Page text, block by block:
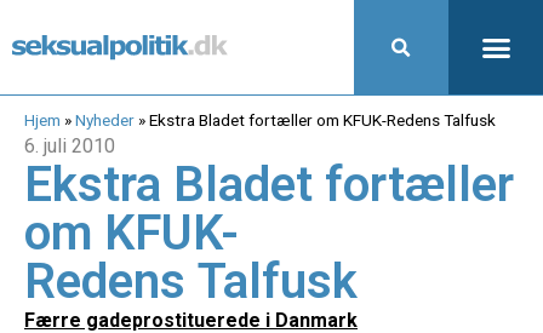
Hjem »Nyheder »Ekstra Bladet fortæller om KFUK-Redens Talfusk
6. juli 2010
Ekstra Bladet fortæller
om KFUK-
Redens Talfusk
Færre gadeprostituerede i Danmark